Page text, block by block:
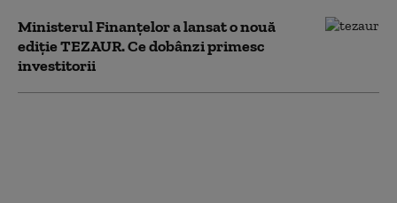
Ministerul Finanțelor a lansat o nouă
ediție TEZAUR. Ce dobânzi primesc
investitorii